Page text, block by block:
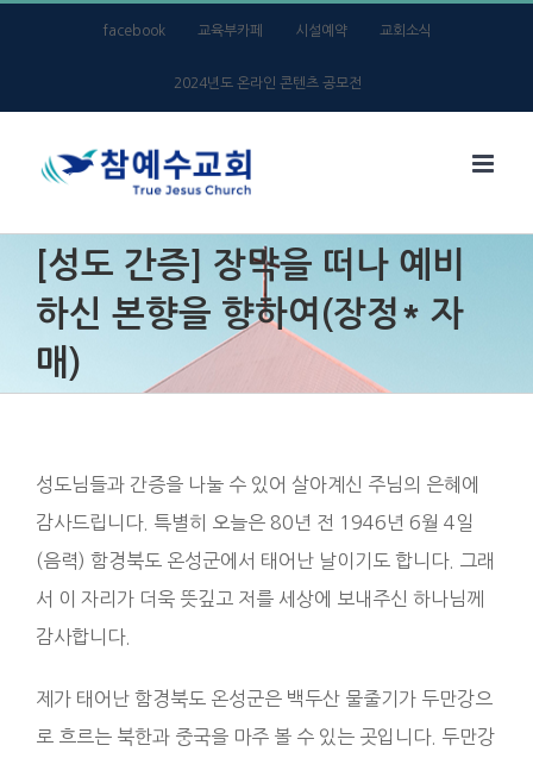
facebook 교육부카페 시설예약 교회소식
2024년도 온라인 콘텐츠 공모전
[성도 간증] 장막을 떠나 예비
하신 본향을 향하여(장정* 자
매)
성도님들과 간증을 나눌 수 있어 살아계신 주님의 은혜에
감사드립니다. 특별히 오늘은 80년 전 1946년 6월 4일
(음력) 함경북도 온성군에서 태어난 날이기도 합니다. 그래
서 이 자리가 더욱 뜻깊고 저를 세상에 보내주신 하나님께
감사합니다.
제가 태어난 함경북도 온성군은 백두산 물줄기가 두만강으
로 흐르는 북한과 중국을 마주 볼 수 있는 곳입니다. 두만강